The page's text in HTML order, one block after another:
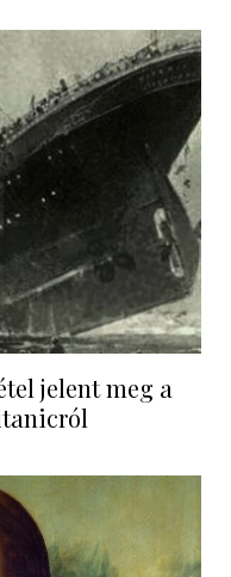
jelent meg a